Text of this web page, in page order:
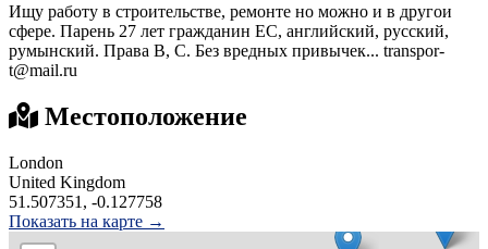
Ищу работу в строительстве, ремонте но можно и в другои
сфере. Парень 27 лет гражданин ЕС, английский, русский,
румынский. Права B, C. Без вредных привычек... transpor-
t@mail.ru
Местоположение
London
United Kingdom
51.507351, -0.127758
Показать на карте →